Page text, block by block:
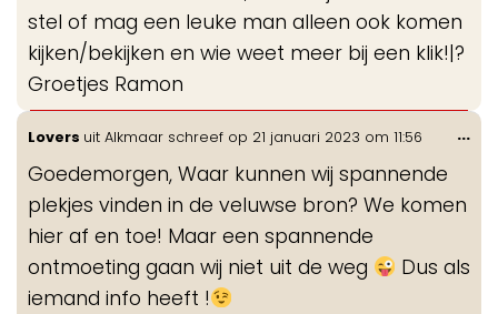
stel of mag een leuke man alleen ook komen
kijken/bekijken en wie weet meer bij een klik!|?
Groetjes Ramon
Lovers uit Alkmaar schreef op 21 januari 2023 om 11:56
Goedemorgen, Waar kunnen wij spannende
plekjes vinden in de veluwse bron? We komen
hier af en toe! Maar een spannende
ontmoeting gaan wij niet uit de weg
Dus als
iemand info heeft !
...